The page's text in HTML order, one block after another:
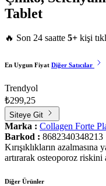
Tablet
🔥 Son 24 saatte 5+ kişi
En Uygun Fiyat Diğer Satıcılar
Trendyol
₺299,25
Siteye Git
Marka : Collagen Forte
Barkod : 8682340348213
Kırışıklıkların
artırarak osteoporoz riskini
Diğer Ürünler